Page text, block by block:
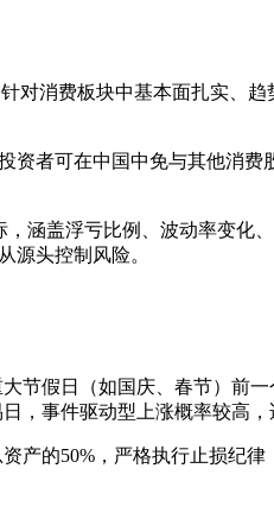
对消费板块中基本面扎实、
资者可在中国中免与其他消费
涵盖浮亏比例、波动率变化
源头控制风险。
节假日（如国庆、春节）前
，事件驱动型上涨概率较高，
产的50%，严格执行止损纪律